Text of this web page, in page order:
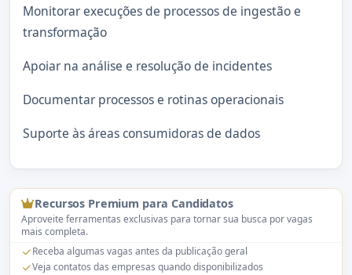
Monitorar execuções de processos de ingestão e
transformação
Apoiar na análise e resolução de incidentes
Documentar processos e rotinas operacionais
Suporte às áreas consumidoras de dados
Recursos Premium para Candidatos
Aproveite ferramentas exclusivas para tornar sua busca por vagas
mais completa.
Receba algumas vagas antes da publicação geral
Veja contatos das empresas quando disponibilizados